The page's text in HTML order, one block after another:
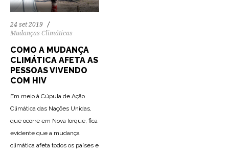
24 set 2019
Mudanças Climáticas
COMO A MUDANÇA
CLIMÁTICA AFETA AS
PESSOAS VIVENDO
COM HIV
Em meio à Cúpula de Ação
Climática das Nações Unidas,
que ocorre em Nova Iorque, fica
evidente que a mudança
climática afeta todos os países e